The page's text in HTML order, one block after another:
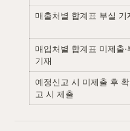
매출처별 합계표 부실 기
매입처별 합계표 미제출·
기재
예정신고 시 미제출 후
고 시 제출